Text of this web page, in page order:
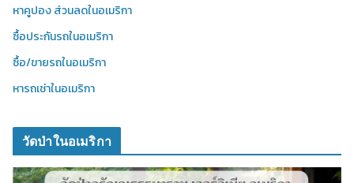
หาคูปอง ส่วนลดในอเมริกา
ซื้อประกันรถในอเมริกา
ซื้อ/ขายรถในอเมริกา
หารถเช่าในอเมริกา
วัดป่าในอเมริกา